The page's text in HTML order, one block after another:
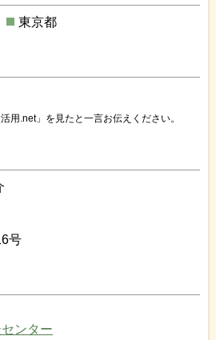
東京都
用.net」を見たと一言お伝えください。
号
ンター